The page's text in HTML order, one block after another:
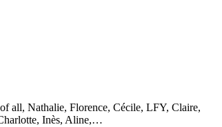
all, Nathalie, Florence, Cécile, LFY, Claire,
Inès, Aline,…